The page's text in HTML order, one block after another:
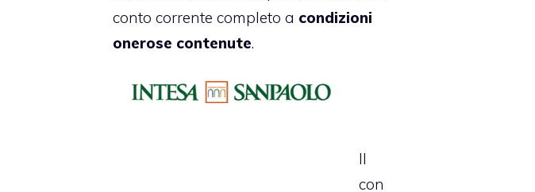
conto corrente completo a condizioni
onerose contenute.
Il
con